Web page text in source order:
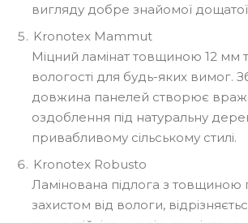
вигляду добре знайомої дощатої
Kronotex Mammut
Міцний ламінат товщиною 12 мм
вологості для будь-яких вимог.
довжина панелей створює
оздоблення під натуральну
привабливому сільському стилі.
Kronotex Robusto
Ламінована підлога з товщиною
захистом від вологи,